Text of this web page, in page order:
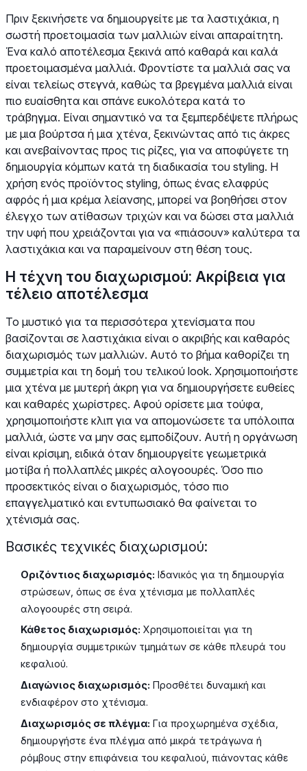
Πριν ξεκινήσετε να δημιουργείτε με τα λαστιχάκια, η
σωστή προετοιμασία των μαλλιών είναι απαραίτητη.
Ένα καλό αποτέλεσμα ξεκινά από καθαρά και καλά
προετοιμασμένα μαλλιά. Φροντίστε τα μαλλιά σας να
είναι τελείως στεγνά, καθώς τα βρεγμένα μαλλιά είναι
πιο ευαίσθητα και σπάνε ευκολότερα κατά το
τράβηγμα. Είναι σημαντικό να τα ξεμπερδέψετε πλήρως
με μια βούρτσα ή μια χτένα, ξεκινώντας από τις άκρες
και ανεβαίνοντας προς τις ρίζες, για να αποφύγετε τη
δημιουργία κόμπων κατά τη διαδικασία του styling. Η
χρήση ενός προϊόντος styling, όπως ένας ελαφρύς
αφρός ή μια κρέμα λείανσης, μπορεί να βοηθήσει στον
έλεγχο των ατίθασων τριχών και να δώσει στα μαλλιά
την υφή που χρειάζονται για να «πιάσουν» καλύτερα τα
λαστιχάκια και να παραμείνουν στη θέση τους.
Η τέχνη του διαχωρισμού: Ακρίβεια για
τέλειο αποτέλεσμα
Το μυστικό για τα περισσότερα χτενίσματα που
βασίζονται σε λαστιχάκια είναι ο ακριβής και καθαρός
διαχωρισμός των μαλλιών. Αυτό το βήμα καθορίζει τη
συμμετρία και τη δομή του τελικού look. Χρησιμοποιήστε
μια χτένα με μυτερή άκρη για να δημιουργήσετε ευθείες
και καθαρές χωρίστρες. Αφού ορίσετε μια τούφα,
χρησιμοποιήστε κλιπ για να απομονώσετε τα υπόλοιπα
μαλλιά, ώστε να μην σας εμποδίζουν. Αυτή η οργάνωση
είναι κρίσιμη, ειδικά όταν δημιουργείτε γεωμετρικά
μοτίβα ή πολλαπλές μικρές αλογοουρές. Όσο πιο
προσεκτικός είναι ο διαχωρισμός, τόσο πιο
επαγγελματικό και εντυπωσιακό θα φαίνεται το
χτένισμά σας.
Βασικές τεχνικές διαχωρισμού:
Οριζόντιος διαχωρισμός: Ιδανικός για τη δημιουργία
στρώσεων, όπως σε ένα χτένισμα με πολλαπλές
αλογοουρές στη σειρά.
Κάθετος διαχωρισμός: Χρησιμοποιείται για τη
δημιουργία συμμετρικών τμημάτων σε κάθε πλευρά του
κεφαλιού.
Διαγώνιος διαχωρισμός: Προσθέτει δυναμική και
ενδιαφέρον στο χτένισμα.
Διαχωρισμός σε πλέγμα: Για προχωρημένα σχέδια,
δημιουργήστε ένα πλέγμα από μικρά τετράγωνα ή
ρόμβους στην επιφάνεια του κεφαλιού, πιάνοντας κάθε